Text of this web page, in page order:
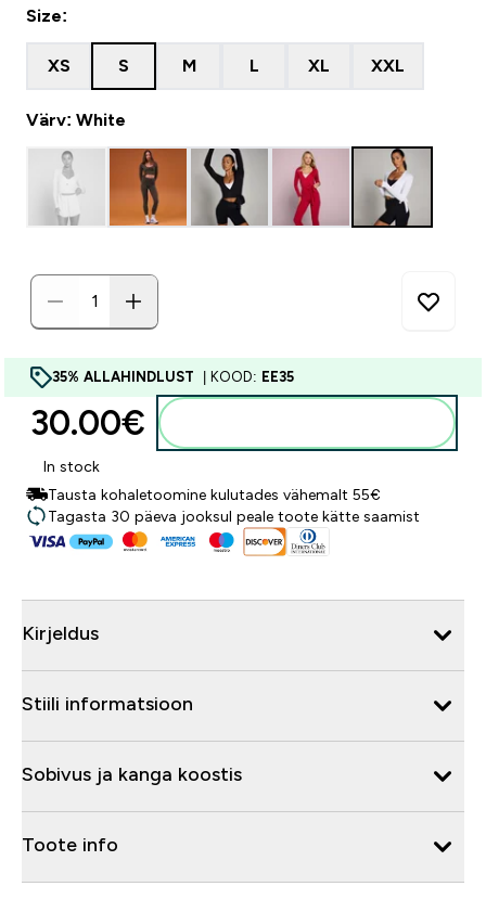
Size:
XS S M L XL XXL
Värv: White
35% ALLAHINDLUST | KOOD: EE35
30.00€‎
In stock
Tausta kohaletoomine kulutades vähemalt 55€
Tagasta 30 päeva jooksul peale toote kätte saamist
Kirjeldus
Stiili informatsioon
Sobivus ja kanga koostis
Toote info